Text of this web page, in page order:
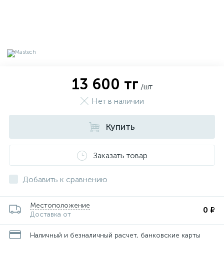
13 600 тг /шт
Нет в наличии
Купить
Заказать товар
Добавить к сравнению
Местоположение
Доставка от
0 ₽
Наличный и безналичный расчет, банковские карты